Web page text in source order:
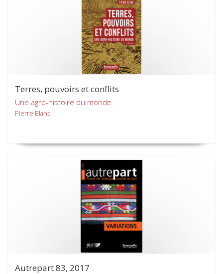
Terres, pouvoirs et conflits
Une agro-histoire du monde
Pierre Blanc
Autrepart 83, 2017